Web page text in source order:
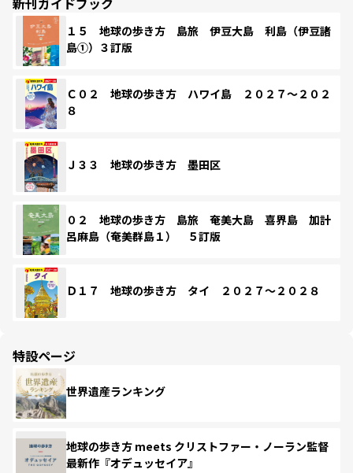
１５ 地球の歩き方 島旅 伊豆大島 利島（伊豆諸
島①）３訂版
Ｃ０２ 地球の歩き方 ハワイ島 ２０２７～２０２
８
Ｊ３３ 地球の歩き方 墨田区
０２ 地球の歩き方 島旅 奄美大島 喜界島 加計
呂麻島（奄美群島１） ５訂版
Ｄ１７ 地球の歩き方 タイ ２０２７～２０２８
特設ページ
世界遺産ランキング
地球の歩き方 meets クリストファー・ノーラン監督
最新作『オデュッセイア』